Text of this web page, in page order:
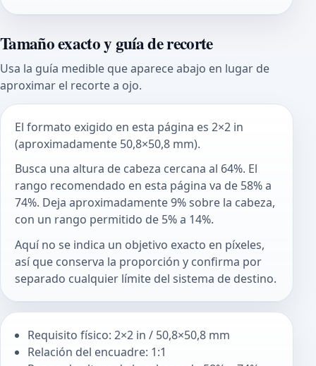
Tamaño exacto y guía de recorte
Usa la guía medible que aparece abajo en lugar de
aproximar el recorte a ojo.
El formato exigido en esta página es 2×2 in
(aproximadamente 50,8×50,8 mm).
Busca una altura de cabeza cercana al 64%. El
rango recomendado en esta página va de 58% a
74%. Deja aproximadamente 9% sobre la cabeza,
con un rango permitido de 5% a 14%.
Aquí no se indica un objetivo exacto en píxeles,
así que conserva la proporción y confirma por
separado cualquier límite del sistema de destino.
Requisito físico: 2×2 in / 50,8×50,8 mm
Relación del encuadre: 1:1